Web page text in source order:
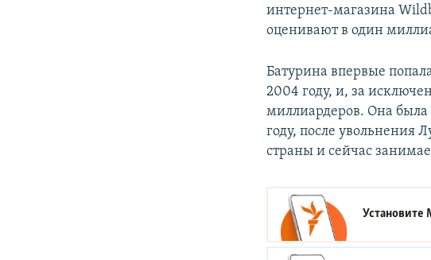
интернет-магазина
оценивают в один
Батурина впервые
2004 году, и, за
миллиардеров. Она
году, после увольнения
страны и сейчас